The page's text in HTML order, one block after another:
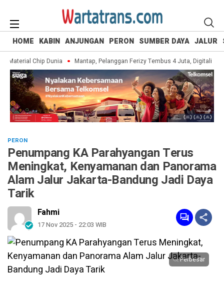
HOME KABIN ANJUNGAN PERON SUMBER DAYA JALUR
Chip Dunia Mantap, Pelanggan Ferizy Tembus 4 Juta, Digitalisasi
PERON
Penumpang KA Parahyangan Terus
Meningkat, Kenyamanan dan Panorama
Alam Jalur Jakarta-Bandung Jadi Daya
Tarik
Fahmi
17 Nov 2025 - 22:03 WIB
Perbesar